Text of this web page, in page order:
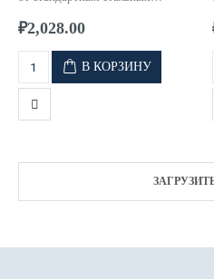
фланцев, высокая стойкость к
коррозии и к воздействию
агрессивных сред.
₽2,028.00
В КОРЗИНУ